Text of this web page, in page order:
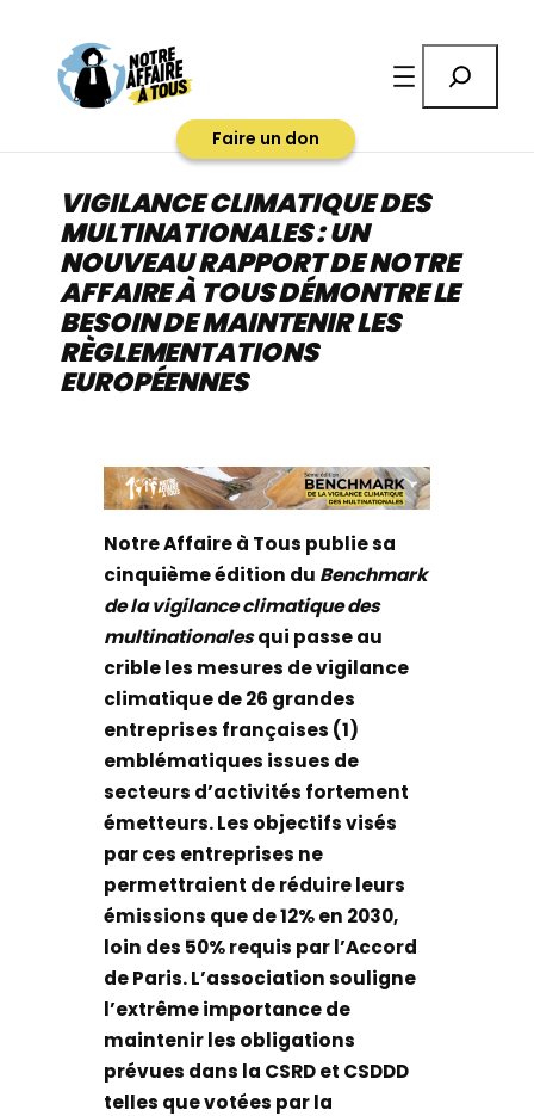
contenu
Faire un don
VIGILANCE CLIMATIQUE DES
MULTINATIONALES : UN
NOUVEAU RAPPORT DE NOTRE
AFFAIRE À TOUS DÉMONTRE LE
BESOIN DE MAINTENIR LES
RÈGLEMENTATIONS
EUROPÉENNES
Notre Affaire à Tous publie sa
cinquième édition du Benchmark
de la vigilance climatique des
multinationalesqui passe au
crible les mesures de vigilance
climatique de 26 grandes
entreprises françaises (1)
emblématiques issues de
secteurs d’activités fortement
émetteurs. Les objectifs visés
par ces entreprises ne
permettraient de réduire leurs
émissions que de 12% en 2030,
loin des 50% requis par l’Accord
de Paris. L’association souligne
l’extrême importance de
maintenir les obligations
prévues dans la CSRD et CSDDD
telles que votées par la